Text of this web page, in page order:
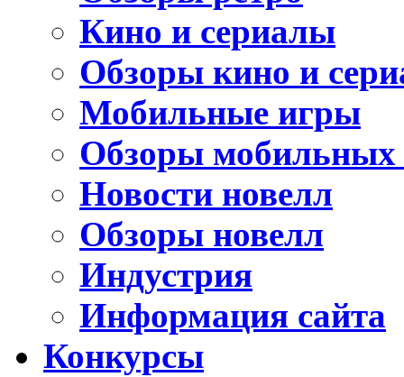
Кино и сериалы
Обзоры кино и
Мобильные игры
Обзоры мобильных
Новости новелл
Обзоры новелл
Индустрия
Информация сайта
Конкурсы